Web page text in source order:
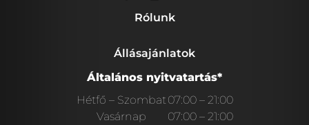
Rólunk
Állásajánlatok
Általános nyitvatartás*
Hétfő – Szombat07:00 – 21:00
Vasárnap
07:00 – 21:00